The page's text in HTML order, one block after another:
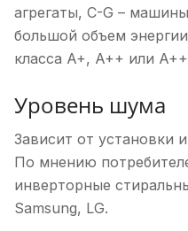
агрегаты, C-G –
большой объем
класса A+, A++ или
Уровень шума
Зависит от установки
По мнению
инверторные
Samsung, LG.